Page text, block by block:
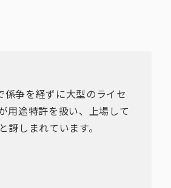
争を経ずに大型のライセ
用途特許を扱い、上場して
しまれています。